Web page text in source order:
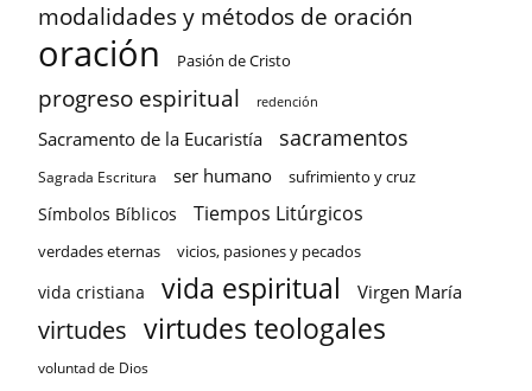
modalidades y métodos de oración
oración Pasión de Cristo
progreso espiritual redención
Sacramento de la Eucaristía sacramentos
Sagrada Escritura ser humano sufrimiento y cruz
Símbolos Bíblicos Tiempos Litúrgicos
verdades eternas vicios, pasiones y pecados
vida cristiana vida espiritual Virgen María
virtudes virtudes teologales
voluntad de Dios